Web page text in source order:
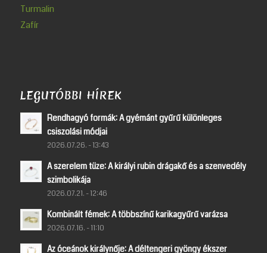
Turmalin
Zafír
LEGUTÓBBI HÍREK
Rendhagyó formák: A gyémánt gyűrű különleges
csiszolási módjai
2026.07.26. - 13:43
A szerelem tüze: A királyi rubin drágakő és a szenvedély
szimbolikája
2026.07.21. - 12:46
Kombinált fémek: A többszínű karikagyűrű varázsa
2026.07.16. - 11:10
Az óceánok királynője: A déltengeri gyöngy ékszer